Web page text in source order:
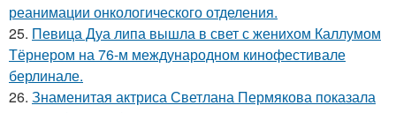
реанимации онкологического отделения.
25. Певица Дуа липа вышла в свет с женихом Каллумом
Тёрнером на 76-м международном кинофестивале
берлинале.
26. Знаменитая актриса Светлана Пермякова показала